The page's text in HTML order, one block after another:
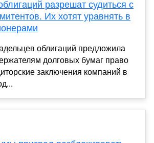
разрешат судиться с
Их хотят уравнять в
облигаций предложила
долговых бумаг право
заключения компаний в